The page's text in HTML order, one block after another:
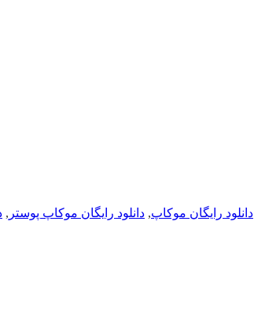
دانلود رایگان موکاپ, دانلود رایگان موکاپ پوستر ,